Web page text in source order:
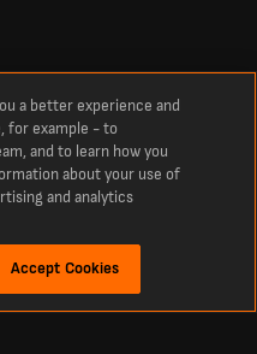
a better experience and
for example - to
and to learn how you
about your use of
and analytics
Accept Cookies